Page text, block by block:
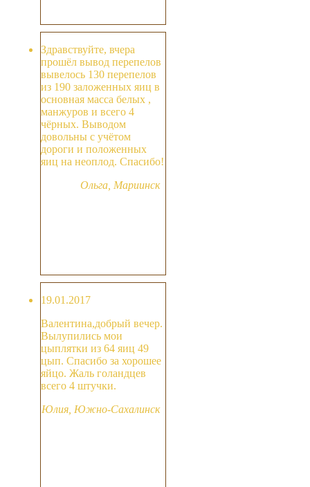
Здравствуйте, вчера
прошёл вывод перепелов
вывелось 130 перепелов
из 190 заложенных яиц в
основная масса белых ,
манжуров и всего 4
чёрных. Выводом
довольны с учётом
дороги и положенных
яиц на неоплод. Спасибо!
Ольга, Мариинск
19.01.2017
Валентина,добрый вечер.
Вылупились мои
цыплятки из 64 яиц 49
цып. Спасибо за хорошее
яйцо. Жаль голандцев
всего 4 штучки.
Юлия, Южно-Сахалинск